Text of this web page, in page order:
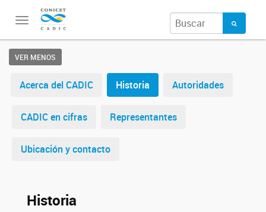
Toggle
VER MENOS
Acerca del CADIC Historia Autoridades
CADIC en cifras Representantes
Ubicación y contacto
Historia